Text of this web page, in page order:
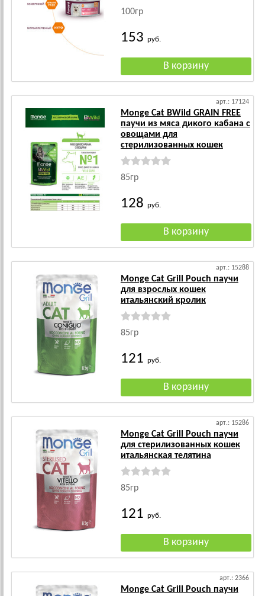
100гр
153 руб.
арт.: 17124
Monge Cat BWild GRAIN FREE
паучи из мяса дикого кабана с
овощами для
стерилизованных кошек
85гр
128 руб.
арт.: 15288
Monge Cat Grill Pouch паучи
для взрослых кошек
итальянский кролик
85гр
121 руб.
арт.: 15286
Monge Cat Grill Pouch паучи
для стерилизованных кошек
итальянская телятина
85гр
121 руб.
арт.: 2366
Monge Cat Grill Pouch паучи